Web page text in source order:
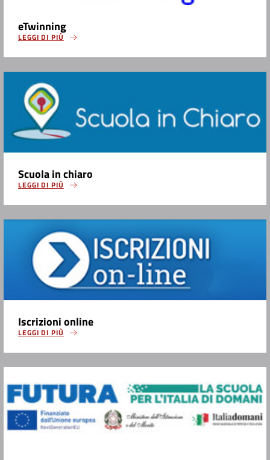
eTwinning
LEGGI DI PIÙ
Scuola in chiaro
LEGGI DI PIÙ
Iscrizioni online
LEGGI DI PIÙ